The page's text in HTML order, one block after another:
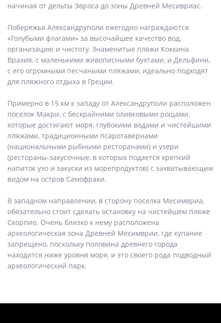
начиная от дельты Эвроса до зоны Древней Месивриас.
Побережья Александруполи ежегодно награждаются
«Голубыми флагами» за высочайшее качество вод,
организацию и чистоту. Знаменитые пляжи Коккина
Врахия, с маленькими живописными бухтами, и Дельфини,
с его огромными песчаными пляжами, идеально подходят
для пляжного отдыха в Греции.
Примерно в 15 км к западу от Александруполи расположен
поселок Макри, с бескрайними оливковыми рощами,
которые достигают моря, глубокими водами и чистейшими
пляжами, традиционными псаротавернами
(национальными рыбными ресторанами) и узери
(рестораны-закусочные, в которых подается крепкий
напиток узо и закуски из морепродуктов) с захватывающим
видом на остров Самофраки.
В западном направлении, в сторону поселка Месимвриа,
обязательно стоит сделать остановку на чистейшем пляже
Скорпио. Очень близко к нему расположена
археологическая зона Древней Месимврии, где купание
запрещено, поскольку половина древнего города
находится ниже уровня моря, и это своего рода подводный
археологический парк.